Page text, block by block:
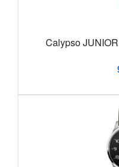
Calypso